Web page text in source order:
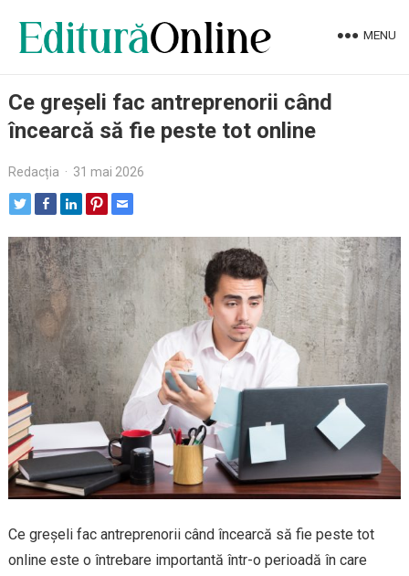
MENU
Ce greșeli fac antreprenorii când
încearcă să fie peste tot online
Redacția · 31 mai 2026
Ce greșeli fac antreprenorii când încearcă să fie peste tot
online este o întrebare importantă într-o perioadă în care